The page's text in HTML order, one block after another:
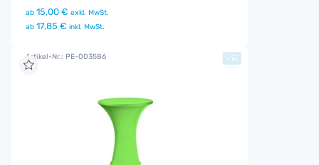
ab 15,00 € exkl. MwSt.
ab 17,85 € inkl. MwSt.
Artikel-Nr.: PE-003586 +